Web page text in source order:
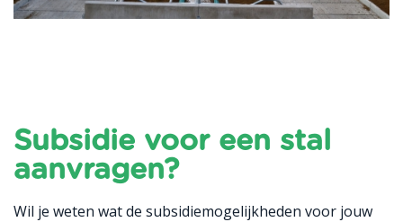
Subsidie voor een stal
aanvragen?
Wil je weten wat de subsidiemogelijkheden voor jouw